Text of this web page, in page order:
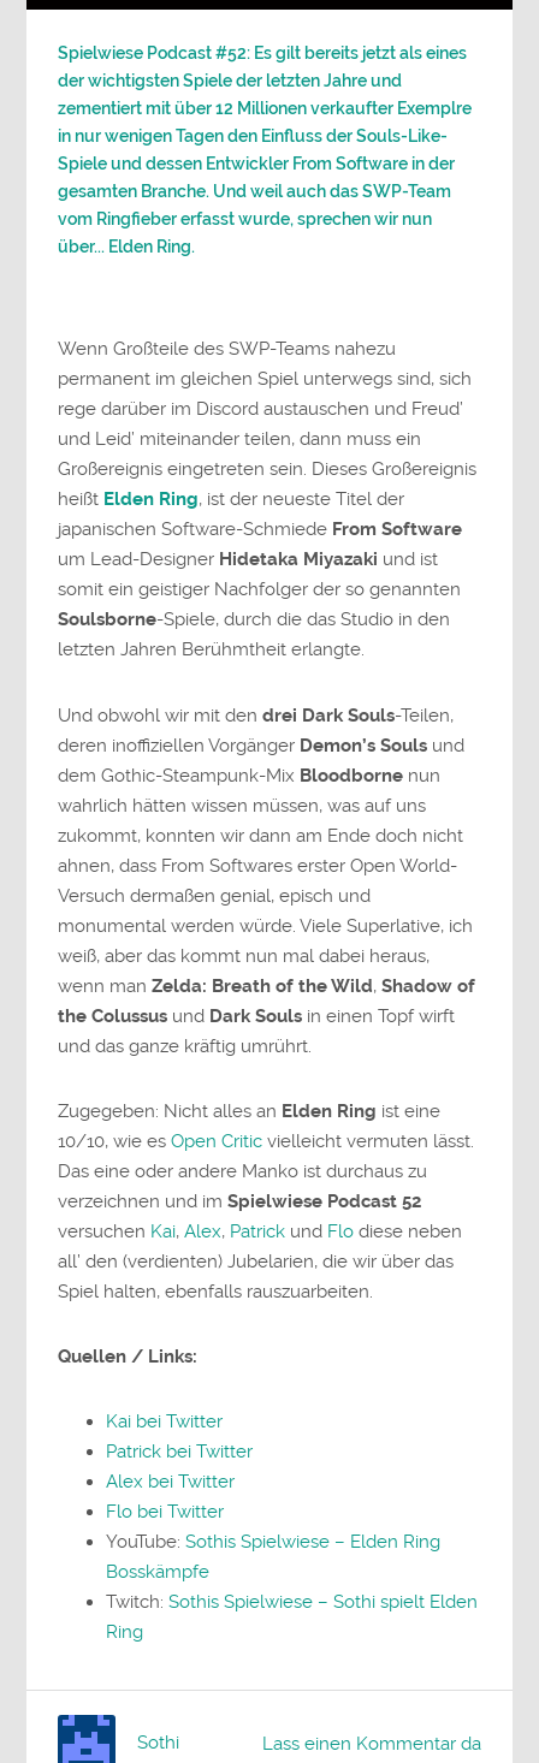
Spielwiese Podcast #52: Es gilt bereits jetzt als eines
der wichtigsten Spiele der letzten Jahre und
zementiert mit über 12 Millionen verkaufter Exemplre
in nur wenigen Tagen den Einfluss der Souls-Like-
Spiele und dessen Entwickler From Software in der
gesamten Branche. Und weil auch das SWP-Team
vom Ringfieber erfasst wurde, sprechen wir nun
über... Elden Ring.
Wenn Großteile des SWP-Teams nahezu
permanent im gleichen Spiel unterwegs sind, sich
rege darüber im Discord austauschen und Freud’
und Leid’ miteinander teilen, dann muss ein
Großereignis eingetreten sein. Dieses Großereignis
heißt Elden Ring, ist der neueste Titel der
japanischen Software-Schmiede From Software
um Lead-Designer Hidetaka Miyazaki und ist
somit ein geistiger Nachfolger der so genannten
Soulsborne-Spiele, durch die das Studio in den
letzten Jahren Berühmtheit erlangte.
Und obwohl wir mit dendrei Dark Souls-Teilen,
deren inoffiziellen Vorgänger Demon’s Souls und
dem Gothic-Steampunk-Mix Bloodborne nun
wahrlich hätten wissen müssen, was auf uns
zukommt, konnten wir dann am Ende doch nicht
ahnen, dass From Softwares erster Open World-
Versuch dermaßen genial, episch und
monumental werden würde. Viele Superlative, ich
weiß, aber das kommt nun mal dabei heraus,
wenn manZelda: Breath of the Wild,Shadow of
the Colussus und Dark Souls in einen Topf wirft
und das ganze kräftig umrührt.
Zugegeben: Nicht alles an Elden Ring ist eine
10/10, wie esOpen Critic vielleicht vermuten lässt.
Das eine oder andere Manko ist durchaus zu
verzeichnen und imSpielwiese Podcast 52
versuchen Kai,Alex, Patrick und Flo diese neben
all’ den (verdienten) Jubelarien, die wir über das
Spiel halten, ebenfalls rauszuarbeiten.
Quellen / Links:
Kai bei Twitter
Patrick bei Twitter
Alex bei Twitter
Flo bei Twitter
YouTube:Sothis Spielwiese – Elden Ring
Bosskämpfe
Twitch:Sothis Spielwiese – Sothi spielt Elden
Ring
Lass einen Kommentar da
Sothi